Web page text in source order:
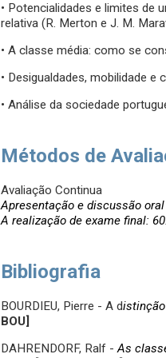
• Potencialidades e limites de
relativa (R. Merton e J. M.
• A classe média: como se
• Desigualdades, mobilidade e
• Análise da sociedade
Métodos de
Avaliação Continua
Apresentação e discussão
A realização de exame final:
Bibliografia
BOURDIEU, Pierre - A d
BOU
DAHRENDORF, Ralf -As